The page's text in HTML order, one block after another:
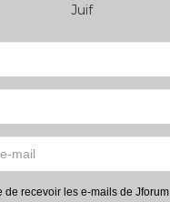
Juif
de recevoir les e-mails de Jforum